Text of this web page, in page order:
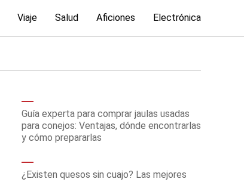
Viaje Salud Aficiones Electrónica
Guía experta para comprar jaulas usadas
para conejos: Ventajas, dónde encontrarlas
y cómo prepararlas
¿Existen quesos sin cuajo? Las mejores